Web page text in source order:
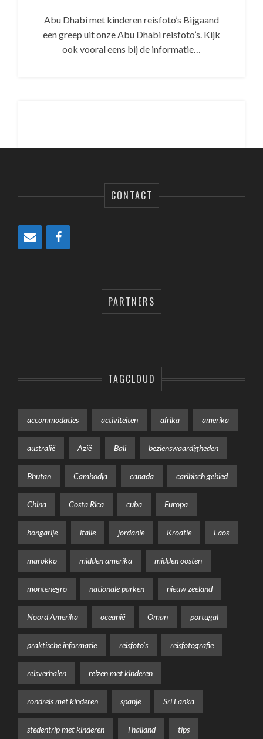
Abu Dhabi met kinderen reisfoto’s Bijgaand
een greep uit onze Abu Dhabi reisfoto’s. Kijk
ook vooral eens bij de informatie…
CONTACT
PARTNERS
TAGCLOUD
accommodaties activiteiten afrika amerika
australië Azië Bali bezienswaardigheden
Bhutan Cambodja canada caribisch gebied
China Costa Rica cuba Europa
hongarije italië jordanië Kroatië Laos
marokko midden amerika midden oosten
montenegro nationale parken nieuw zeeland
Noord Amerika oceanië Oman portugal
praktische informatie reisfoto's reisfotografie
reisverhalen reizen met kinderen
rondreis met kinderen spanje Sri Lanka
stedentrip met kinderen Thailand tips